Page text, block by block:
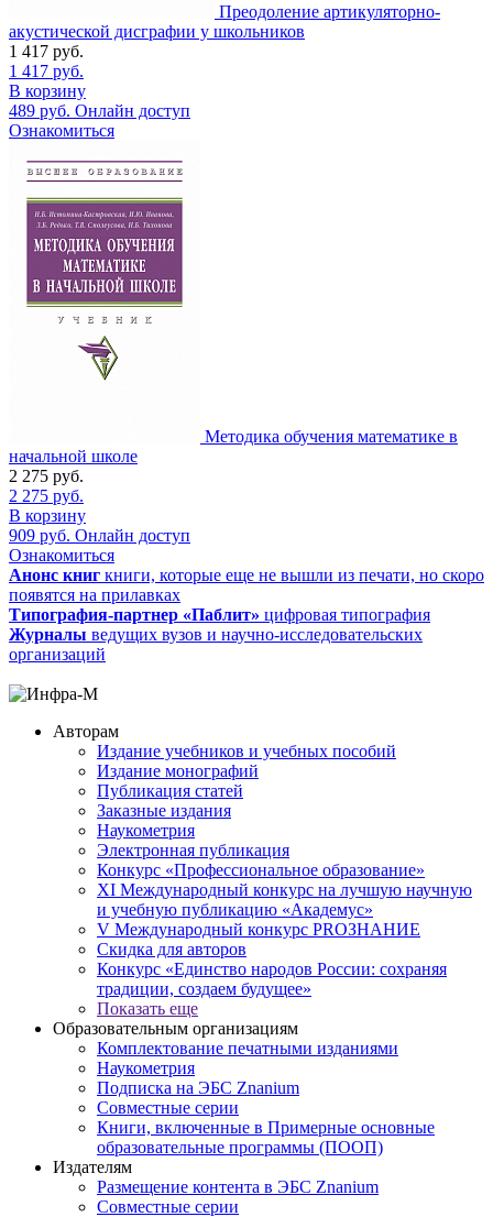
Преодоление артикуляторно-
акустической дисграфии у школьников
1 417 руб.
1 417 руб.
В корзину
489 руб. Онлайн доступ
Ознакомиться
Методика обучения математике в
начальной школе
2 275 руб.
2 275 руб.
В корзину
909 руб. Онлайн доступ
Ознакомиться
Анонс книг книги, которые еще не вышли из печати, но скоро
появятся на прилавках
Типография-партнер «Паблит» цифровая типография
Журналы ведущих вузов и научно-исследовательских
организаций
Авторам
Издание учебников и учебных пособий
Издание монографий
Публикация статей
Заказные издания
Наукометрия
Электронная публикация
Конкурс «Профессиональное образование»
XI Международный конкурс на лучшую научную
и учебную публикацию «Академус»
V Международный конкурс PROЗНАНИЕ
Скидка для авторов
Конкурс «Единство народов России: сохраняя
традиции, создаем будущее»
Показать еще
Образовательным организациям
Комплектование печатными изданиями
Наукометрия
Подписка на ЭБС Znanium
Совместные серии
Книги, включенные в Примерные основные
образовательные программы (ПООП)
Издателям
Размещение контента в ЭБС Znanium
Совместные серии